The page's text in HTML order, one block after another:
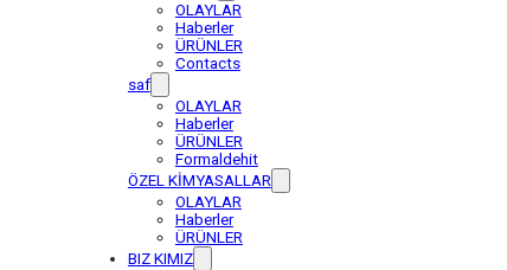
OLAYLAR
Haberler
ÜRÜNLER
Contacts
saf
OLAYLAR
Haberler
ÜRÜNLER
Formaldehit
ÖZEL KİMYASALLAR
OLAYLAR
Haberler
ÜRÜNLER
BIZ KIMIZ